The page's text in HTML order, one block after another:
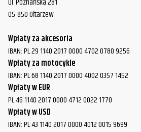
05-850 Ołtarzew
Wpłaty za akcesoria
IBAN: PL 29 1140 2017 0000 4702 0780 9256
Wpłaty za motocykle
IBAN: PL 68 1140 2017 0000 4002 0357 1452
Wpłaty w EUR
PL 46 1140 2017 0000 4712 0022 1770
Wpłaty w USD
IBAN: PL 43 1140 2017 0000 4012 0015 9699